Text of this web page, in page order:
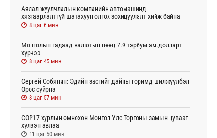
Аялал жуулчлалын компанийн автомашинд
хязгаарлалтгүй шатахуун олгох зохицуулалт хийж байна
8 цаг 6 мин
Монголын гадаад валютын нөөц 7.9 тэрбум ам.долларт
хүрчээ
8 цаг 45 мин
Сергей Собянин: Эдийн засгийг дайны горимд шилжүүлбэл
Орос сүйрнэ
8 цаг 57 мин
COP17 хурлын өмнөхөн Монгол Улс Торгоны замын цувааг
хүлээн авлаа
11 цаг 50 мин